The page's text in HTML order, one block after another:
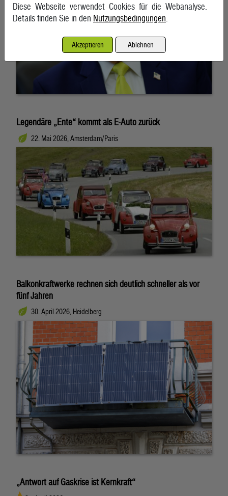
Legendäre „Ente“ kommt als E-Auto zurück
22. Mai 2026, Amsterdam/Paris
Balkonkraftwerke rechnen sich deutlich schneller als vor
fünf Jahren
30. April 2026, Heidelberg
„Antwort auf Gaskrise ist Kernkraft“
Diese Webseite verwendet Cookies für die Webanalyse.
Details finden Sie in den Nutzungsbedingungen
Akzeptieren Ablehnen